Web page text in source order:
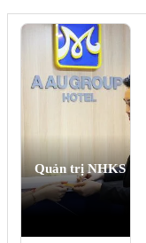
Quản trị NHKS